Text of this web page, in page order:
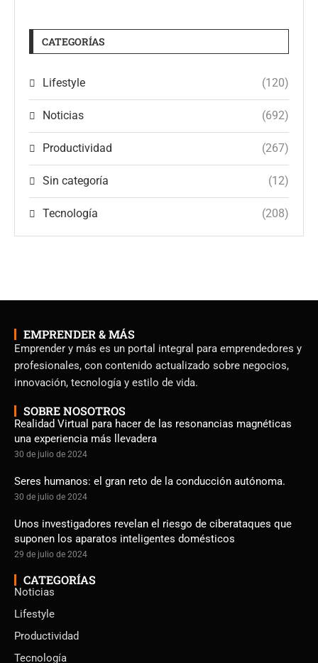
CATEGORÍAS
Lifestyle (120)
Noticias (692)
Productividad (267)
Sin categoría (12)
Tecnología (208)
EMPRENDER & MÁS
Emprender y más es un portal integral para emprendedores y
profesionales, con contenido actualizado sobre negocios,
innovación, tecnología y estilo de vida.
SOBRE NOSOTROS
Realidad Virtual para hacer de las resonancias magnéticas
una experiencia más llevadera
30 de julio de 2024
Seres humanos: el gran reto de la conducción autónoma.
30 de julio de 2024
Unos investigadores revelan el riesgo de ciberataques que
suponen los aparatos inteligentes domésticos
29 de julio de 2024
CATEGORÍAS
Noticias
Lifestyle
Productividad
Tecnología